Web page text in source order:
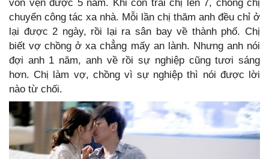
vòn vẹn được 5 năm. Khi con trai chị lên 7, chồng chị
chuyển công tác xa nhà. Mỗi lần chị thăm anh đều chỉ ở
lại được 2 ngày, rồi lại ra sân bay về thành phố. Chị
biết vợ chồng ở xa chẳng mấy an lành. Nhưng anh nói
đợi anh 1 năm, anh về rồi sự nghiệp cũng tươi sáng
hơn. Chị làm vợ, chồng vì sự nghiệp thì nói được lời
nào từ chối.